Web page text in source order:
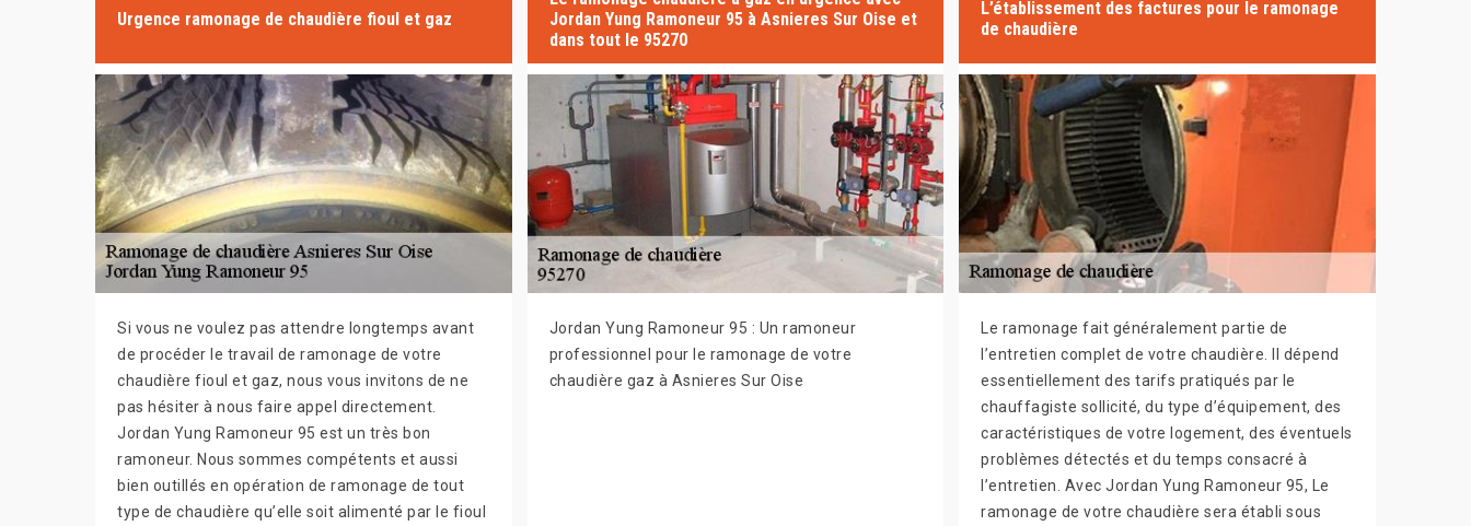
Urgence ramonage de chaudière fioul et gaz
Si vous ne voulez pas attendre longtemps avant
de procéder le travail de ramonage de votre
chaudière fioul et gaz, nous vous invitons de ne
pas hésiter à nous faire appel directement.
Jordan Yung Ramoneur 95 est un très bon
ramoneur. Nous sommes compétents et aussi
bien outillés en opération de ramonage de tout
type de chaudière qu’elle soit alimenté par le fioul
Jordan Yung Ramoneur 95 à Asnieres Sur Oise et
dans tout le 95270
Jordan Yung Ramoneur 95 : Un ramoneur
professionnel pour le ramonage de votre
chaudière gaz à Asnieres Sur Oise
L’établissement des factures pour le ramonage
de chaudière
Le ramonage fait généralement partie de
l’entretien complet de votre chaudière. Il dépend
essentiellement des tarifs pratiqués par le
chauffagiste sollicité, du type d’équipement, des
caractéristiques de votre logement, des éventuels
problèmes détectés et du temps consacré à
l’entretien. Avec Jordan Yung Ramoneur 95, Le
ramonage de votre chaudière sera établi sous